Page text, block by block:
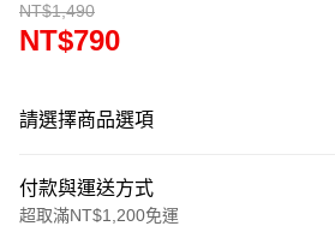
NT$1,490
NT$790
請選擇商品選項
付款與運送方式
超取滿NT$1,200免運